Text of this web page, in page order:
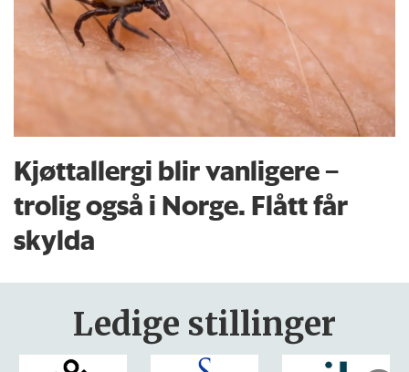
Kjøttallergi blir vanligere –
trolig også i Norge. Flått får
skylda
Ledige stillinger